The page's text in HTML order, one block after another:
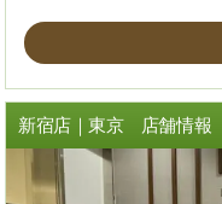
新宿店｜東京 店舗情報